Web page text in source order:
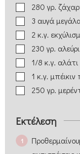
280 γρ.
3 αυγά
2 κ.γ.
230 γρ.
1/8 κ.γ. αλάτι
1 κ.γ.
250 γρ.
Εκτέλεση